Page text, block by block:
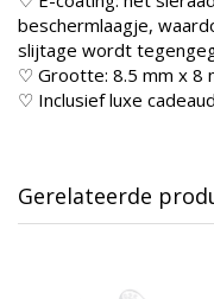
beschermlaagje,
slijtage wordt
♡ Grootte: 8.5 mm x 8
♡ Inclusief luxe
Gerelateerde